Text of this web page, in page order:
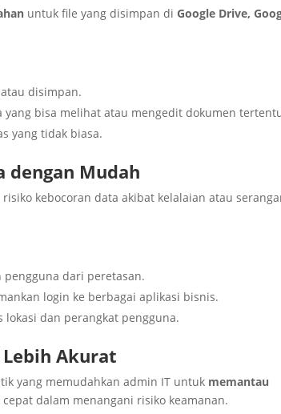
untuk file yang disimpan diGoogle Drive,
disimpan.
bisa melihat atau mengedit dokumen
yang tidak biasa.
dengan Mudah
kebocoran data akibat kelalaian atau
dari peretasan.
login ke berbagai aplikasi bisnis.
lokasi dan perangkat pengguna.
Akurat
yang memudahkan admin IT untuk memantau
dalam menangani risiko keamanan.